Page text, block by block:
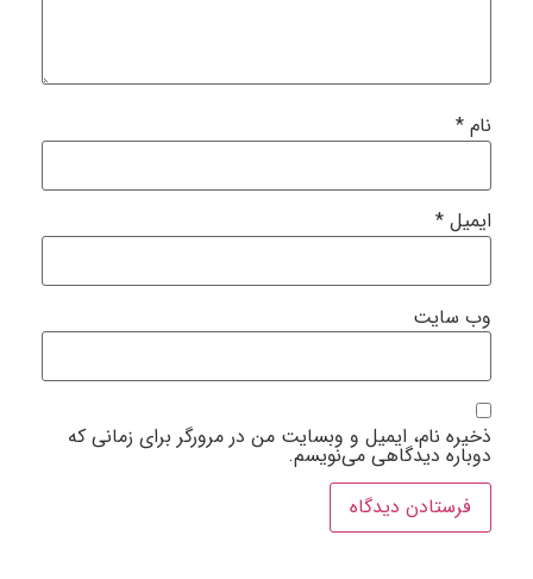
*
سایت
نام، ایمیل و وبسایت من در مرورگر برای زمانی که
دیدگاهی می‌نویسم.